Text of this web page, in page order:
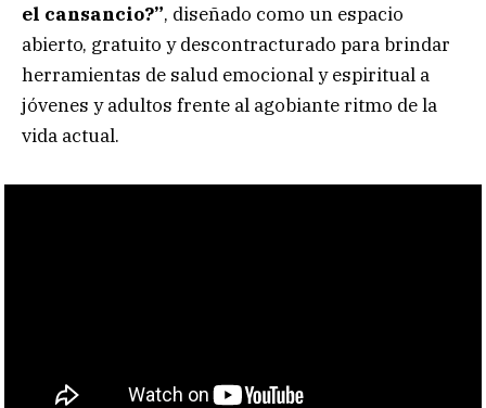
el cansancio?”, diseñado como un espacio
abierto, gratuito y descontracturado para brindar
herramientas de salud emocional y espiritual a
jóvenes y adultos frente al agobiante ritmo de la
vida actual.